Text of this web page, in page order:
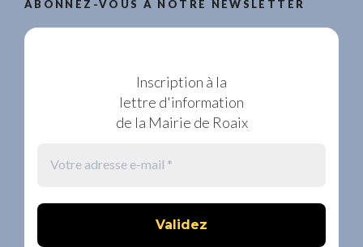
ABONNEZ-VOUS À NOTRE NEWSLETTER
Inscription à la
lettre d'information
de la Mairie de Roaix